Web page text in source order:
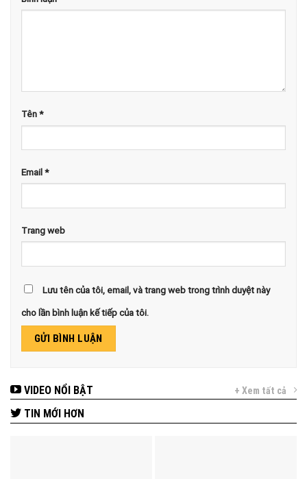
Tên*
Email*
Trang web
Lưu tên của tôi, email, và trang web trong trình duyệt này
cho lần bình luận kế tiếp của tôi.
VIDEO NỔI BẬT + Xem tất cả
TIN MỚI HƠN